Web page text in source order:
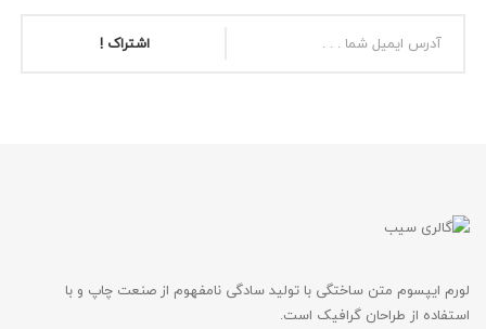
اشتراک !
لورم ایپسوم متن ساختگی با تولید سادگی نامفهوم از صنعت چاپ و با
استفاده از طراحان گرافیک است.